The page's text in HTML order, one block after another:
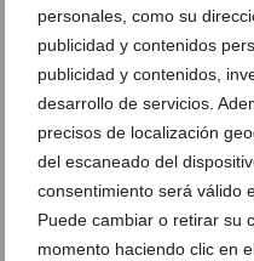
personales, como su
publicidad y contenidos
publicidad y contenidos,
desarrollo de servicios.
precisos de localización
del escaneado del
consentimiento será válido
Puede cambiar o retirar su
momento haciendo clic en
00:30 horas . Discomóvil
recinto taurino con DJ
horas
Lunes 17 de
16:00 horas.Torneo de